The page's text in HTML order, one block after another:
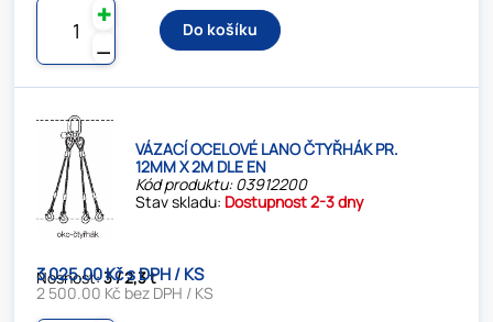
⚊
✚
Do košíku
VÁZACÍ OCELOVÉ LANO ČTYŘHÁK PR.
12MM X 2M DLE EN
Kód produktu: 03912200
Stav skladu: Dostupnost 2-3 dny
Nosnost:3 / 2,3 t
3 025.00 Kč s DPH / KS
2 500.00 Kč bez DPH / KS